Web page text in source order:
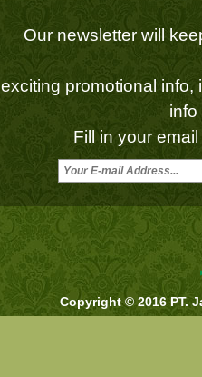
Our newsletter will
exciting promotional info,
info
Fill in your
Copyright © 2016 PT.